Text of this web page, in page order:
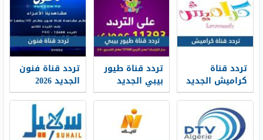
تردد قناة
كراميش الجديد
2026 Karameesh
TV على نايل
سات وعرب سات
تردد قناة طيور
بيبي الجديد
2026 Toyor Baby
على النايل سات
وعرب سات
تردد قناة فنون
الجديد 2026
Funoon TV hd
على نايل سات
وعربسات